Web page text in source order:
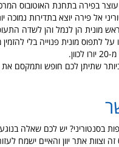
בפירה בתחנת האוטובוס
יוצא בתדירות נמוכה יותר, ומשך הנסיעה 25
מונית הן לנמל והן לשדה
על לתפוס מונית פנוייה בלי
שתיתן לכם חופש ותמקסם
בסנטוריני? יש לכם שאלה
וצוות אתר יוון והאיים ישמח